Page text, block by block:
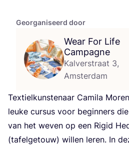
Georganiseerd door
Wear For Life
Campagne
Kalverstraat 3,
Amsterdam
Tex­tiel­kun­ste­naar Cami­la
leu­ke cur­sus voor begin­ners
van het weven op een Rigid
(tafel­ge­touw) wil­len leren. In